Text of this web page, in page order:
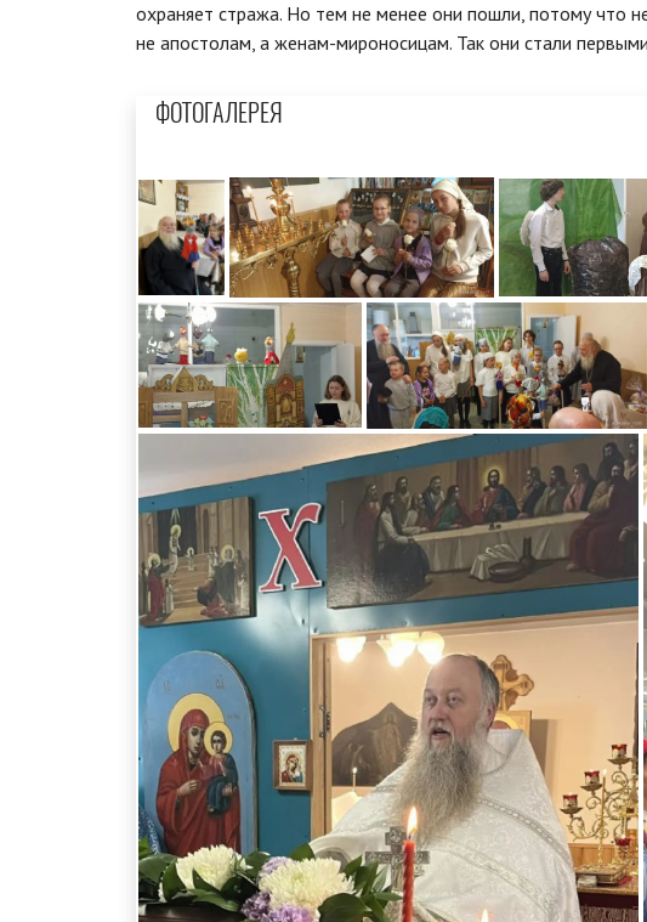
охраняет стража. Но тем не менее они пошли, потому что
не апостолам, а женам-мироносицам. Так они стали
ФОТОГАЛЕРЕЯ